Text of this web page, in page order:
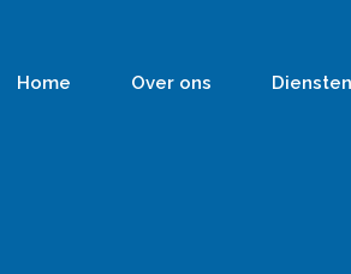
Home Over ons Diensten